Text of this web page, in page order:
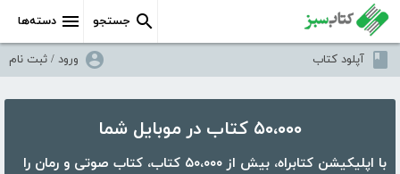
دسته‌ها جستجو
آپلود کتاب ورود / ثبت نام
۵۰،۰۰۰ کتاب در موبایل شما
با اپلیکیشن کتابراه، بیش از ۵۰،۰۰۰ کتاب، کتاب صوتی و رمان را